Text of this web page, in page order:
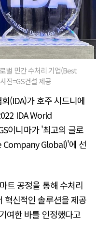
벌 민간 수처리 기업(Best
진=GS건설 제공
(IDA)가 호주 시드니에
IDA World
이니마가 '최고의 글로
Company Global)'에 선
트 공정을 통해 수처리
혁신적인 솔루션을 제공
여한 바를 인정했다고